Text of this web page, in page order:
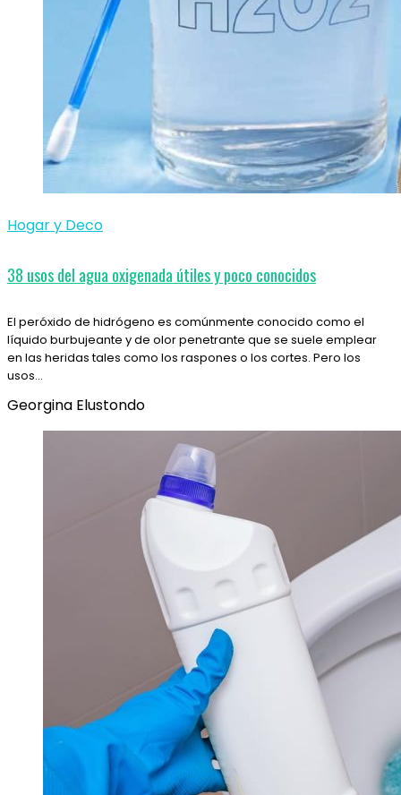
Hogar y Deco
38 usos del agua oxigenada útiles y poco conocidos
El peróxido de hidrógeno es comúnmente conocido como el
líquido burbujeante y de olor penetrante que se suele emplear
en las heridas tales como los raspones o los cortes. Pero los
usos…
Georgina Elustondo